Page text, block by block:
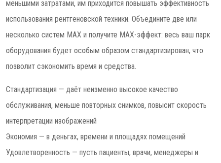
меньшими затратами, им приходится повышать эффективность
использования рентгеновской техники. Объедините две или
несколько систем MAX и получите MAX-эффект: весь ваш парк
оборудования будет особым образом стандартизирован, что
позволит сэкономить время и средства.
Стандартизация — даёт неизменно высокое качество
обслуживания, меньше повторных снимков, повысит скорость
интерпретации изображений
Экономия — в деньгах, времени и площадях помещений
Удовлетворенность — пусть пациенты, врачи, менеджеры и